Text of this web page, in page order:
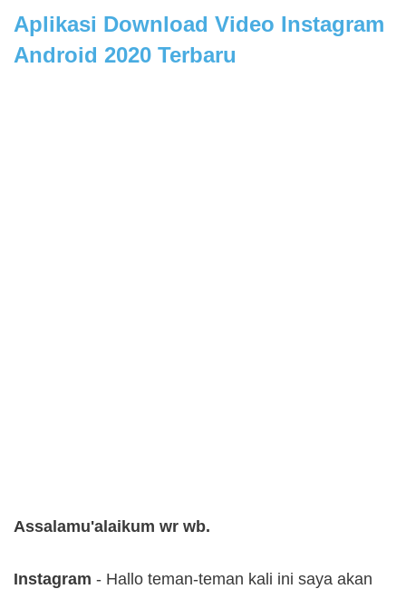
Aplikasi Download Video Instagram
Android 2020 Terbaru
Assalamu'alaikum wr wb.
Instagram - Hallo teman-teman kali ini saya akan